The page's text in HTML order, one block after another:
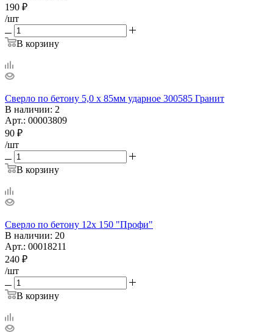
190 ₽
/шт
В корзину
Сверло по бетону 5,0 х 85мм ударное 300585 Гранит
В наличии: 2
Арт.: 00003809
90 ₽
/шт
В корзину
Сверло по бетону 12х 150 "Профи"
В наличии: 20
Арт.: 00018211
240 ₽
/шт
В корзину